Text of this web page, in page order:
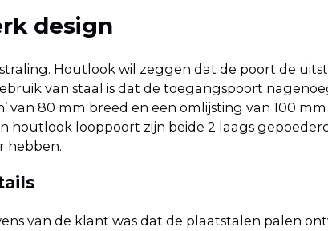
design
Houtlook wil zeggen dat de poort de
van staal is dat de toegangspoort
van 80 mm breed en een omlijsting van 100
looppoort zijn beide 2 laags
hebben.
van de klant was dat de plaatstalen palen